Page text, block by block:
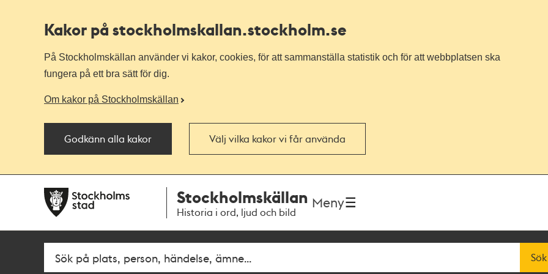
Kakor på stockholmskallan.stockholm.se
På Stockholmskällan använder vi kakor, cookies, för att sammanställa statistik och för att webbplatsen ska
fungera på ett bra sätt för dig.
Om kakor på Stockholmskällan
Godkänn alla kakor Välj vilka kakor vi får använda
navigationen
huvudinnehållet
Stockholmskällan
Historia i ord, ljud och bild
Meny
Fritextsök Sök